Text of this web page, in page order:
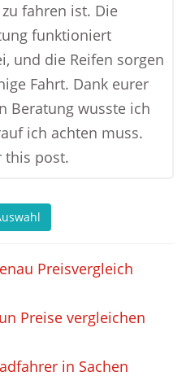
fahren ist. Die
funktioniert
und die Reifen sorgen
Fahrt. Dank eurer
Beratung wusste ich
ich achten muss.
this post.
Preisvergleich
Preise vergleichen
in Sachen